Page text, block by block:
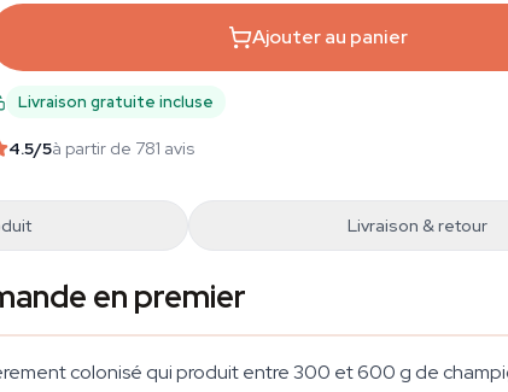
Ajouter au panier
Livraison gratuite incluse
4.5/5à partir de 781 avis
Livraison & retour
en premier
colonisé qui produit entre 300 et 600 g de